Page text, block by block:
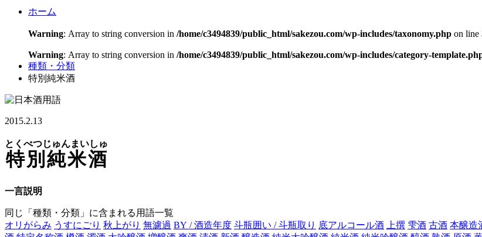
ホーム
Warning : Array to string conversion in /home/c3494839/public_html/sakezou.com/wp-includes/taxonomy.php on line
Warning : Array to string conversion in /home/c3494839/public_html/sakezou.com/wp-includes/category-
種類・分類
特別純米酒
2015.2.13
特別純米酒
とくべつじゅんまいしゅ
一言説明
同じ「種類・分類」に含まれる用語一覧
オリがらみ うすにごり 秋上がり 無濾過 BY / 酒造年度 斗瓶囲い / 斗瓶取り 底アルコール酒 上撰 雫酒 古酒 本醸造